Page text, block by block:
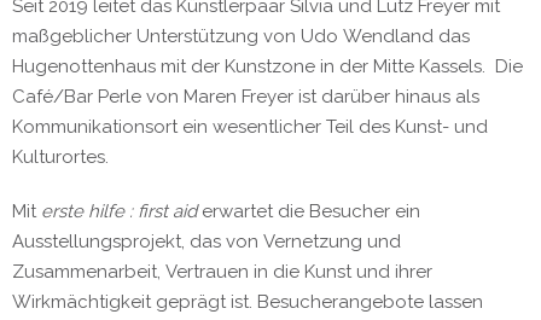
Seit 2019 leitet das Künstlerpaar Silvia und Lutz Freyer mit
maßgeblicher Unterstützung von Udo Wendland das
Hugenottenhaus mit der Kunstzone in der Mitte Kassels. Die
Café/Bar Perle von Maren Freyer ist darüber hinaus als
Kommunikationsort ein wesentlicher Teil des Kunst- und
Kulturortes.
Mit erste hilfe : first aiderwartet die Besucher ein
Ausstellungsprojekt, das von Vernetzung und
Zusammenarbeit, Vertrauen in die Kunst und ihrer
Wirkmächtigkeit geprägt ist. Besucherangebote lassen